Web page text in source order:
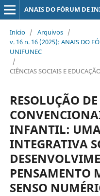
ANAIS DO FÓRUM DE
Início / Arquivos /
v. 16 n. 16 (2025): ANAIS DO
UNIFUNEC
/
CIÊNCIAS SOCIAIS E
RESOLUÇÃO
INFANTIL:
INTEGRATIVA
PENSAMENTO
SENSO